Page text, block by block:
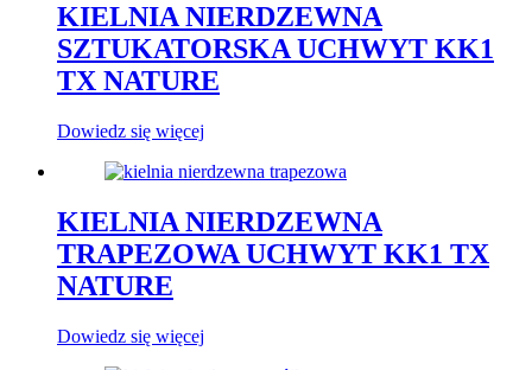
KIELNIA NIERDZEWNA
SZTUKATORSKA UCHWYT KK1
TX NATURE
Dowiedz się więcej
KIELNIA NIERDZEWNA
TRAPEZOWA UCHWYT KK1 TX
NATURE
Dowiedz się więcej